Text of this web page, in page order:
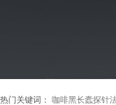
热门关键词： 咖啡黑长蠹探针